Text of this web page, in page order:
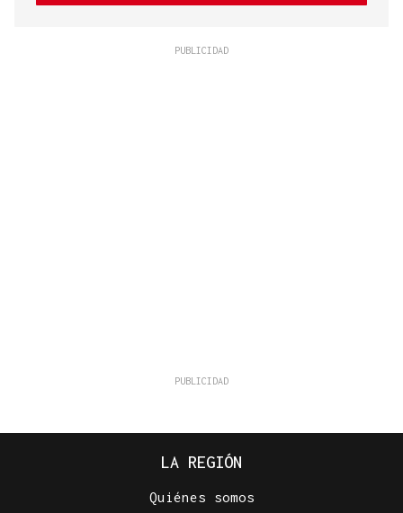
LA REGIÓN
Quiénes somos